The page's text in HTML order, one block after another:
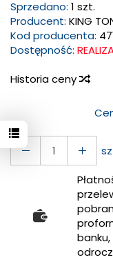
Sprzedano: 1 szt.
Producent: KING
Kod producenta:
Dostępność:
Historia ceny